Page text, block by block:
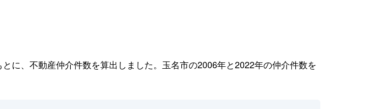
に、不動産仲介件数を算出しました。玉名市の2006年と2022年の仲介件数を